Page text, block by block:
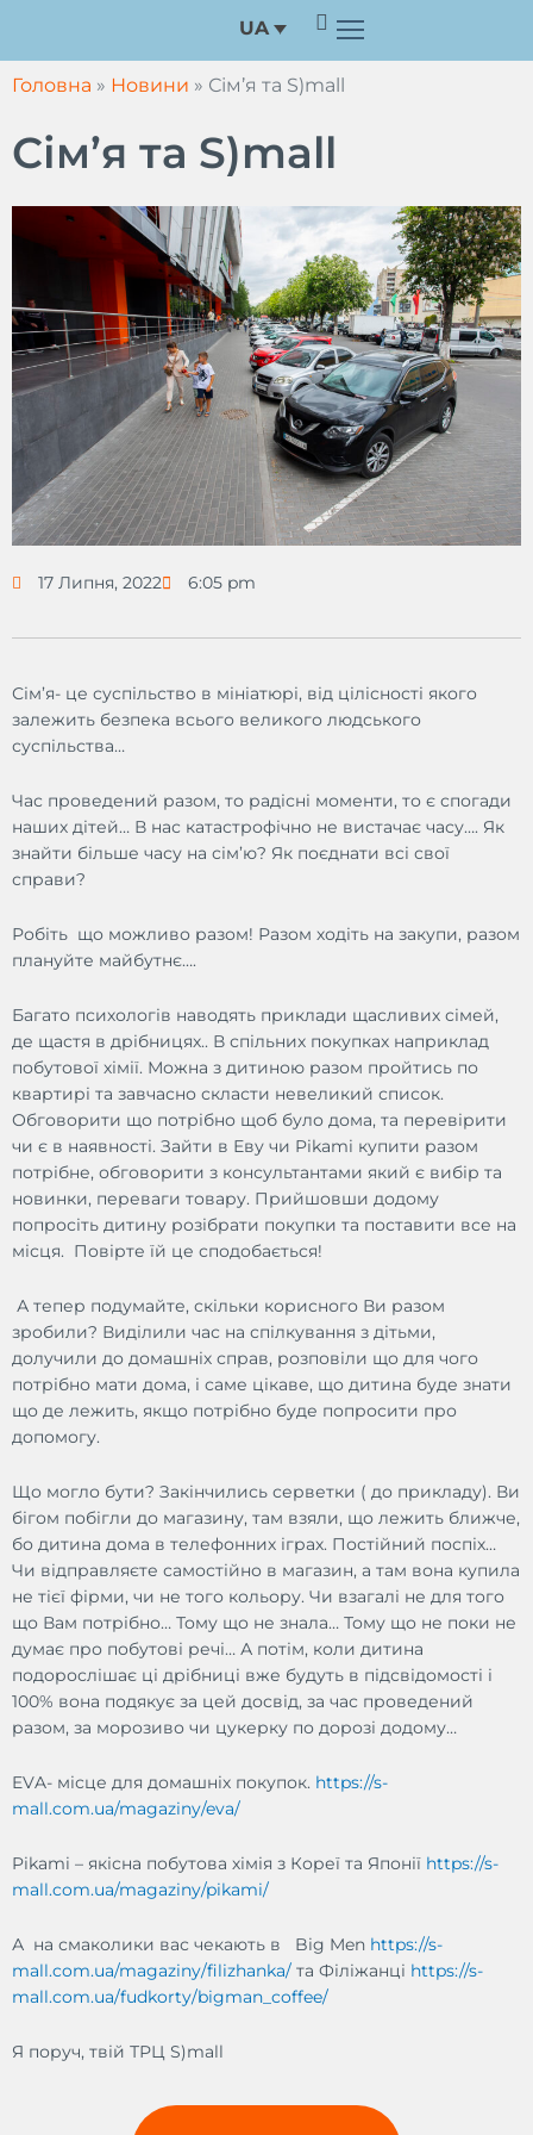
вмісту
UA
Головна » Новини » Сім’я та S)mall
Сім’я та S)mall
17 Липня, 2022 6:05 pm
Сім’я- це суспільство в мініатюрі, від цілісності якого
залежить безпека всього великого людського
суспільства…
Час проведений разом, то радісні моменти, то є спогади
наших дітей… В нас катастрофічно не вистачає часу…. Як
знайти більше часу на сім’ю? Як поєднати всі свої
справи?
Робіть що можливо разом! Разом ходіть на закупи, разом
плануйте майбутнє….
Багато психологів наводять приклади щасливих сімей,
де щастя в дрібницях.. В спільних покупках наприклад
побутової хімії. Можна з дитиною разом пройтись по
квартирі та завчасно скласти невеликий список.
Обговорити що потрібно щоб було дома, та перевірити
чи є в наявності. Зайти в Еву чи Pikami купити разом
потрібне, обговорити з консультантами який є вибір та
новинки, переваги товару. Прийшовши додому
попросіть дитину розібрати покупки та поставити все на
місця. Повірте їй це сподобається!
А тепер подумайте, скільки корисного Ви разом
зробили? Виділили час на спілкування з дітьми,
долучили до домашніх справ, розповіли що для чого
потрібно мати дома, і саме цікаве, що дитина буде знати
що де лежить, якщо потрібно буде попросити про
допомогу.
Що могло бути? Закінчились серветки ( до прикладу). Ви
бігом побігли до магазину, там взяли, що лежить ближче,
бо дитина дома в телефонних іграх. Постійний поспіх…
Чи відправляєте самостійно в магазин, а там вона купила
не тієї фірми, чи не того кольору. Чи взагалі не для того
що Вам потрібно… Тому що не знала… Тому що не поки не
думає про побутові речі… А потім, коли дитина
подорослішає ці дрібниці вже будуть в підсвідомості і
100% вона подякує за цей досвід, за час проведений
разом, за морозиво чи цукерку по дорозі додому…
EVA- місце для домашніх покупок. https://s-
mall.com.ua/magaziny/eva/
Pikami – якісна побутова хімія з Кореї та Японії https://s-
mall.com.ua/magaziny/pikami/
А на смаколики вас чекають в Big Men https://s-
mall.com.ua/magaziny/filizhanka/ та Філіжанці https://s-
mall.com.ua/fudkorty/bigman_coffee/
Я поруч, твій ТРЦ S)mall